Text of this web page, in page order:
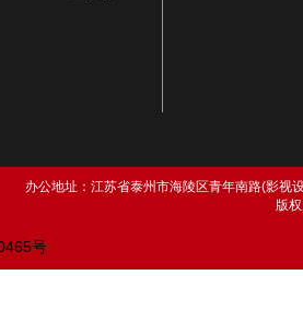
办公地址：江苏省泰州市海陵区青年南路(影视
版
号